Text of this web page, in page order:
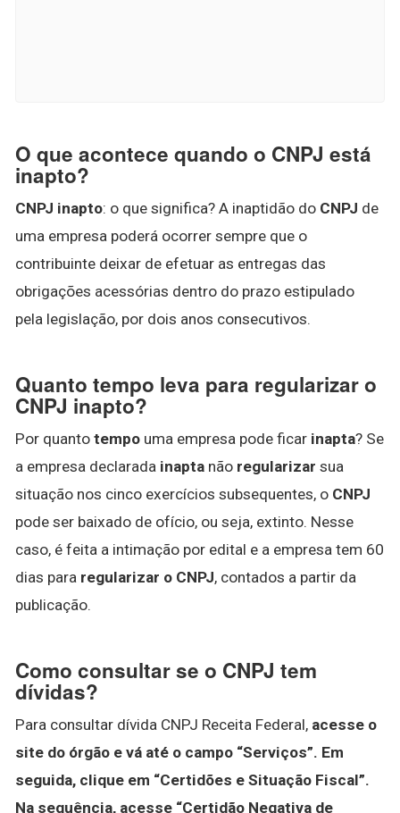
O que acontece quando o CNPJ está
inapto?
CNPJ inapto: o que significa? A inaptidão do CNPJ de
uma empresa poderá ocorrer sempre que o
contribuinte deixar de efetuar as entregas das
obrigações acessórias dentro do prazo estipulado
pela legislação, por dois anos consecutivos.
Quanto tempo leva para regularizar o
CNPJ inapto?
Por quanto tempo uma empresa pode ficar inapta? Se
a empresa declarada inapta não regularizar sua
situação nos cinco exercícios subsequentes, o CNPJ
pode ser baixado de ofício, ou seja, extinto. Nesse
caso, é feita a intimação por edital e a empresa tem 60
dias para regularizar o CNPJ, contados a partir da
publicação.
Como consultar se o CNPJ tem
dívidas?
Para consultar dívida CNPJ Receita Federal, acesse o
site do órgão e vá até o campo “Serviços”. Em
seguida, clique em “Certidões e Situação Fiscal”.
Na sequência, acesse “Certidão Negativa de